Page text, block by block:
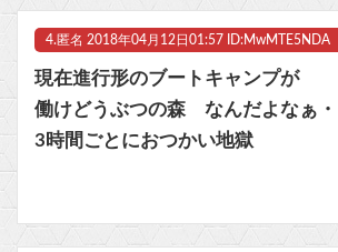
4. 匿名 2018年04月12日01:57 ID:MwMTE5NDA
現在進行形のブートキャンプが
働けどうぶつの森 なんだよなぁ・
3時間ごとにおつかい地獄